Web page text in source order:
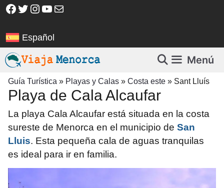
Saltar
Facebook
Twitter
Instagram
YouTube
Correo electrónico
Español
Menú
Guía Turística » Playas y Calas » Costa este » Sant Lluís
Playa de Cala Alcaufar
La playa Cala Alcaufar está situada en la costa
sureste de Menorca en el municipio de San
Lluis. Esta pequeña cala de aguas tranquilas
es ideal para ir en familia.